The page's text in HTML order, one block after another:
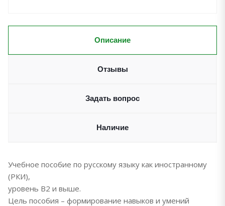
Описание
Отзывы
Задать вопрос
Наличие
Учебное пособие по русскому языку как иностранному
(РКИ),
уровень В2 и выше.
Цель пособия – формирование навыков и умений